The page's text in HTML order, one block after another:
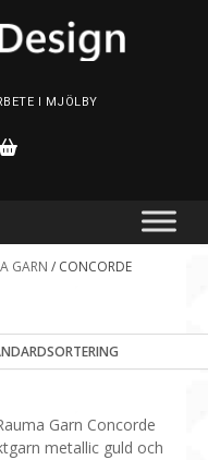
I MJÖLBY
GARN / CONCORDE